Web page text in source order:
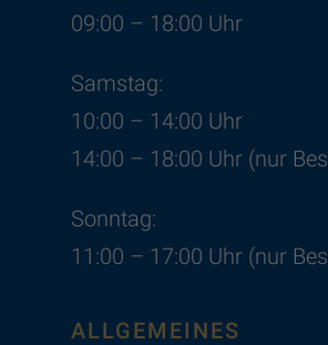
09:00 – 18:00 Uhr
Samstag:
10:00 – 14:00 Uhr
14:00 – 18:00 Uhr (nur
Sonntag:
11:00 – 17:00 Uhr (nur
ALLGEMEINES